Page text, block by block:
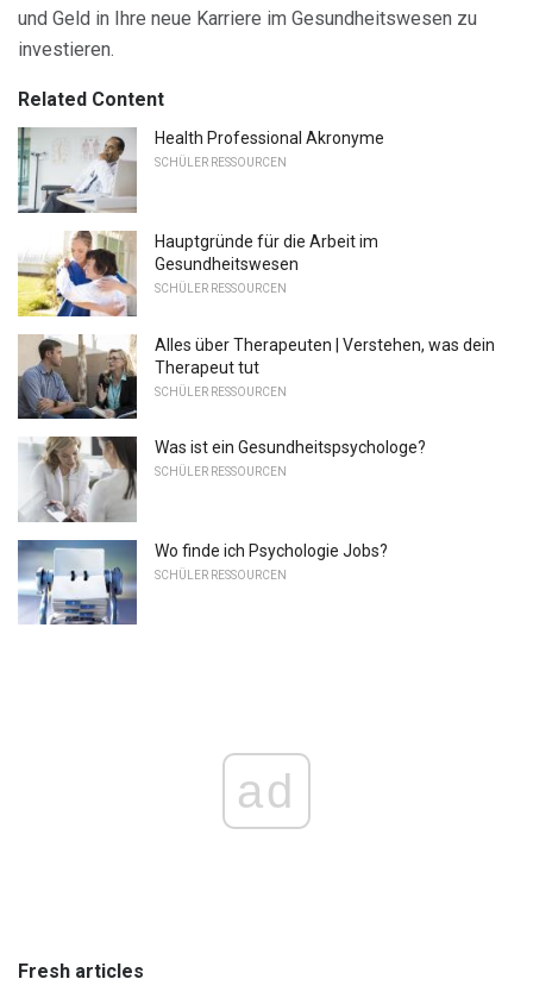
und Geld in Ihre neue Karriere im Gesundheitswesen zu
investieren.
Related Content
Health Professional Akronyme
SCHÜLER RESSOURCEN
Hauptgründe für die Arbeit im
Gesundheitswesen
SCHÜLER RESSOURCEN
Alles über Therapeuten | Verstehen, was dein
Therapeut tut
SCHÜLER RESSOURCEN
Was ist ein Gesundheitspsychologe?
SCHÜLER RESSOURCEN
Wo finde ich Psychologie Jobs?
SCHÜLER RESSOURCEN
ad
Fresh articles